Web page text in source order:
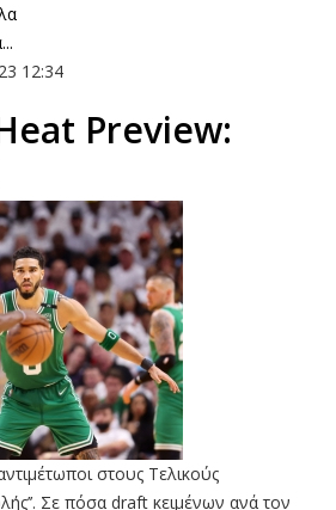
12:34
Preview:
στους Τελικούς
Σε πόσα draft κειμένων ανά τον